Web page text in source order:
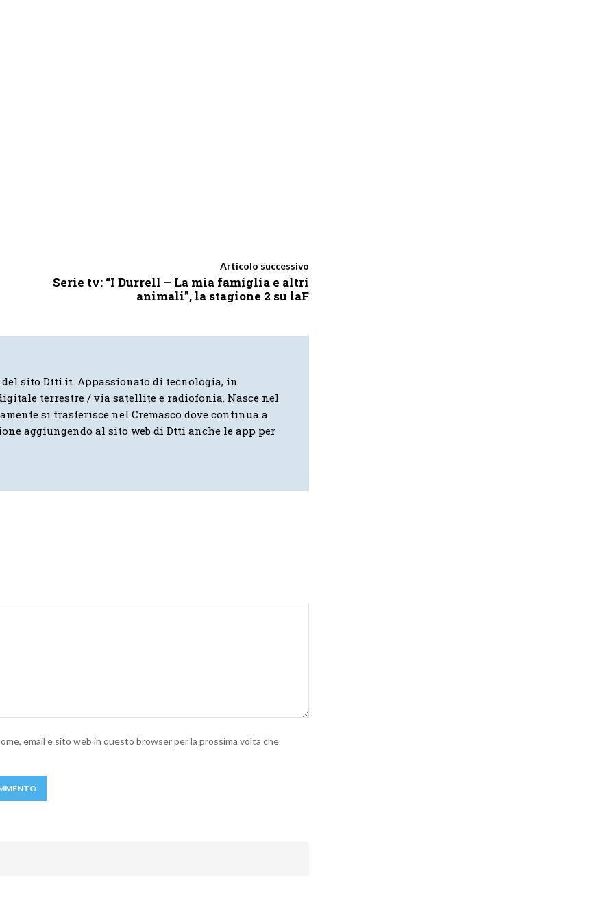
Articolo successivo
Serie tv: “I Durrell – La mia famiglia e altri
animali”, la stagione 2 su laF
sito Dtti.it. Appassionato di tecnologia, in
terrestre / via satellite e radiofonia. Nasce nel
si trasferisce nel Cremasco dove continua a
aggiungendo al sito web di Dtti anche le app per
email e sito web in questo browser per la prossima volta che